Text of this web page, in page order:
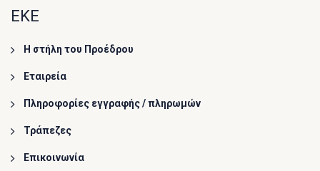
ΕΚΕ
Η στήλη του Προέδρου
Εταιρεία
Πληροφορίες εγγραφής / πληρωμών
Τράπεζες
Επικοινωνία